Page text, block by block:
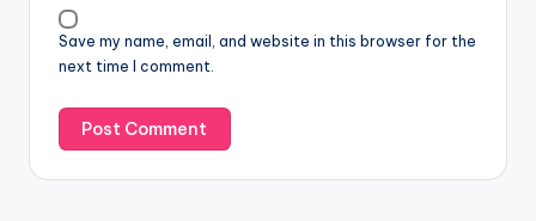
Save my name, email, and website in this browser for the
next time I comment.